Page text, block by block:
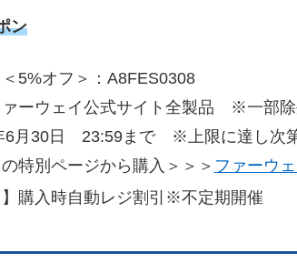
ン
5%オフ＞：A8FES0308
ァーウェイ公式サイト全製品 ※一部除
6月30日 23:59まで ※上限に達し次
特別ページから購入＞＞＞ ファーウ
】購入時自動レジ割引※不定期開催